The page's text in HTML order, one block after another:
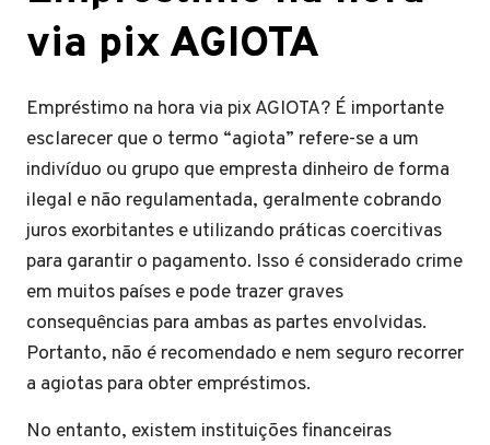
via pix AGIOTA
Empréstimo na hora via pix AGIOTA? É importante
esclarecer que o termo “agiota” refere-se a um
indivíduo ou grupo que empresta dinheiro de forma
ilegal e não regulamentada, geralmente cobrando
juros exorbitantes e utilizando práticas coercitivas
para garantir o pagamento. Isso é considerado crime
em muitos países e pode trazer graves
consequências para ambas as partes envolvidas.
Portanto, não é recomendado e nem seguro recorrer
a agiotas para obter empréstimos.
No entanto, existem instituições financeiras